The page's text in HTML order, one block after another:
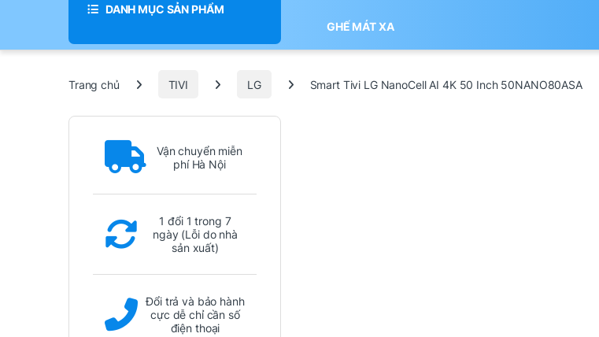
DANH MỤC SẢN PHẨM
GHẾ MÁT XA
Trang chủ TIVI LG Smart Tivi LG NanoCell AI 4K 50 Inch 50NANO80ASA
Vận chuyển miễn
phí Hà Nội
1 đổi 1 trong 7
ngày (Lỗi do nhà
sản xuất)
Đổi trả và bảo hành
cực dễ chỉ cần số
điện thoại